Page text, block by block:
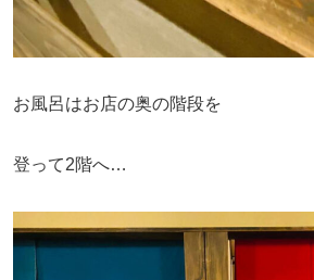
お風呂はお店の奥の階段を
登って2階へ…